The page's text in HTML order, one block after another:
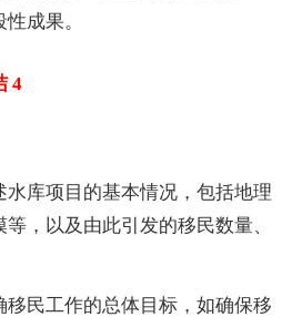
成果。
4
库项目的基本情况，包括地理
，以及由此引发的移民数量、
民工作的总体目标，如确保移